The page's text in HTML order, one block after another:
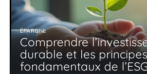
ÉPARGNE
Comprendre
durable et les principes
fondamentaux de